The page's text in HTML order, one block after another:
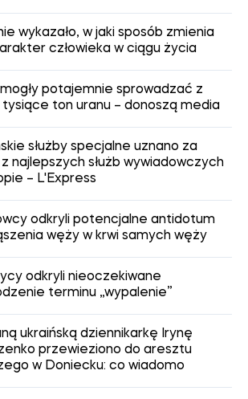
wykazało, w jaki sposób zmienia
człowieka w ciągu życia
potajemnie sprowadzać z
ton uranu – donoszą media
służby specjalne uznano za
najlepszych służb wywiadowczych
– L'Express
odkryli potencjalne antidotum
węży w krwi samych węży
odkryli nieoczekiwane
terminu „wypalenie”
ukraińską dziennikarkę Irynę
przewieziono do aresztu
w Doniecku: co wiadomo